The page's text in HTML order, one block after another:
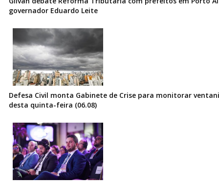
governador Eduardo Leite
Defesa Civil monta Gabinete de Crise para monitorar
desta quinta-feira (06.08)